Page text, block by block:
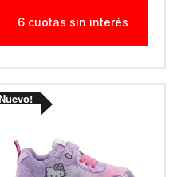
6 cuotas sin interés